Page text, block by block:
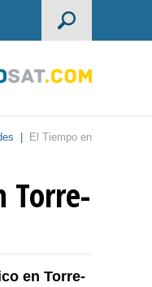
El Tiempo en
Torre-
en Torre-